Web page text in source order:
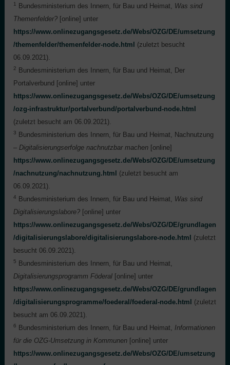
1 Bundesministerium des Innern, für Bau und Heimat, Was sind
Themenfelder? [online] unter
https://www.onlinezugangsgesetz.de/Webs/OZG/DE/umsetzung
/themenfelder/themenfelder-node.html
(zuletzt besucht
06.09.2021).
2
Bundesministerium des Innern, für Bau und Heimat, Der
Portalverbund [online] unter
https://www.onlinezugangsgesetz.de/Webs/OZG/DE/umsetzung
/ozg-infrastruktur/portalverbund/portalverbund-node.html
(zuletzt besucht am 06.09.2021).
3
Bundesministerium des Innern, für Bau und Heimat, Nachnutzung
– Digitalisierungserfolge nachnutzbar machen [online]
https://www.onlinezugangsgesetz.de/Webs/OZG/DE/umsetzung
/nachnutzung/nachnutzung.html
(zuletzt besucht am
06.09.2021).
4 Bundesministerium des Innern, für Bau und Heimat, Was sind
Digitalisierungslabore? [online] unter
https://www.onlinezugangsgesetz.de/Webs/OZG/DE/grundlagen
/digitalisierungslabore/digitalisierungslabore-node.html
(zuletzt
besucht 06.09.2021).
5
Bundesministerium des Innern, für Bau und Heimat,
Digitalisierungsprogramm Föderal [online] unter
https://www.onlinezugangsgesetz.de/Webs/OZG/DE/grundlagen
/digitalisierungsprogramme/foederal/foederal-node.html
(zuletzt
besucht am 06.09.2021).
6 Bundesministerium des Innern, für Bau und Heimat, Informationen
für die OZG-Umsetzung in Kommunen [online] unter
https://www.onlinezugangsgesetz.de/Webs/OZG/DE/umsetzung